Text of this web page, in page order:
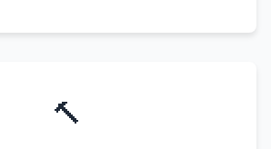
🔨